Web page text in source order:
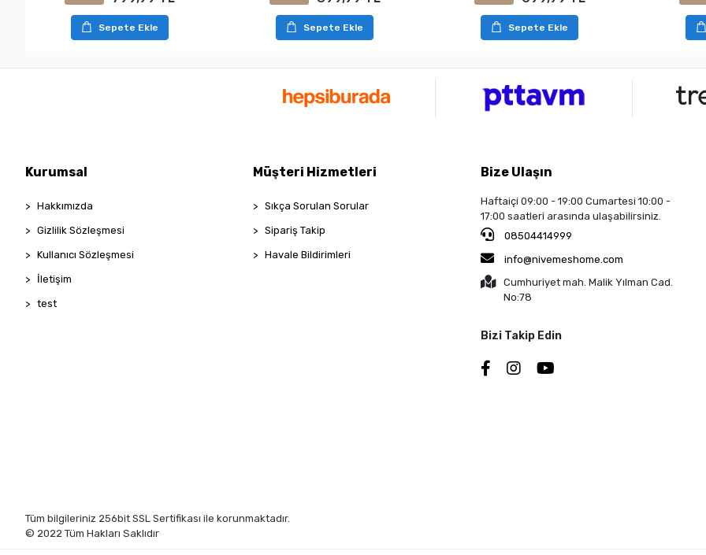
Sepete Ekle Sepete Ekle Sepete Ekle
Kurumsal
Hakkımızda
Gizlilik Sözleşmesi
Kullanıcı Sözleşmesi
İletişim
test
Müşteri Hizmetleri
Sıkça Sorulan Sorular
Sipariş Takip
Havale Bildirimleri
Bize Ulaşın
Haftaiçi 09:00 - 19:00 Cumartesi 10:00 -
17:00 saatleri arasında ulaşabilirsiniz.
08504414999
info@nivemeshome.com
Cumhuriyet mah. Malik Yılman Cad.
No:78
Bizi Takip Edin
Tüm bilgileriniz 256bit SSL Sertifikası ile korunmaktadır.
© 2022 Tüm Hakları Saklıdır